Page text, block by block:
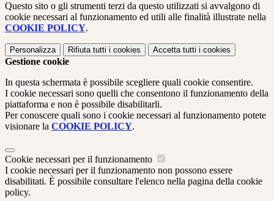
Questo sito o gli strumenti terzi da questo utilizzati si avvalgono di
cookie necessari al funzionamento ed utili alle finalità illustrate nella
COOKIE POLICY.
Personalizza Rifiuta tutti i cookies Accetta tutti i cookies
Gestione cookie
In questa schermata è possibile scegliere quali cookie consentire.
I cookie necessari sono quelli che consentono il funzionamento della
piattaforma e non è possibile disabilitarli.
Per conoscere quali sono i cookie necessari al funzionamento potete
visionare la COOKIE POLICY.
Cookie necessari per il funzionamento
I cookie necessari per il funzionamento non possono essere
disabilitati. È possibile consultare l'elenco nella pagina della cookie
policy.